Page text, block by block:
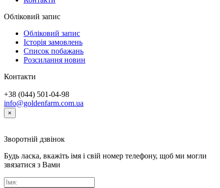
Обліковий запис
Обліковий запис
Історія замовлень
Список побажань
Розсилання новин
Контакти
+38 (044) 501-04-98
info@goldenfarm.com.ua
×
Зворотній дзвінок
Будь ласка, вкажіть імя і свій номер телефону, щоб ми могли
звязатися з Вами